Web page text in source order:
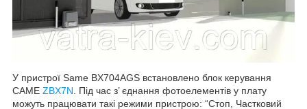
У пристрої Same BX704AGS встановлено блок керування
CAME ZBX7N . Під час з’ єднання фотоелементів у плату
можуть працювати такі режими пристрою: “Стоп, Частковий